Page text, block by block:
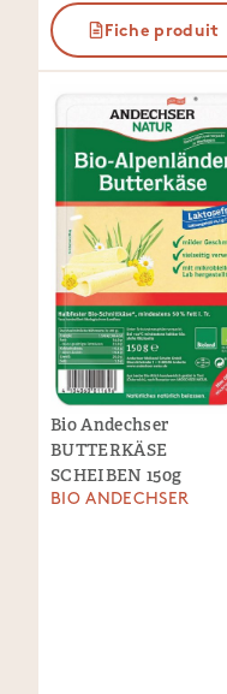
Fiche produit
Bio Andechser
BUTTERKÄSE
SCHEIBEN 150g
BIO ANDECHSER